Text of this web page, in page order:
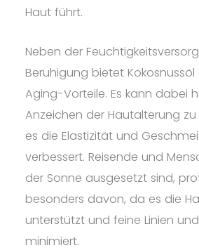
Haut führt.
Neben der
Beruhigung bietet
Aging-Vorteile. Es kann dabei
Anzeichen der Hautalterung
es die Elastizität und
verbessert. Reisende und
der Sonne ausgesetzt sind,
besonders davon, da es die
unterstützt und feine Linien
minimiert.